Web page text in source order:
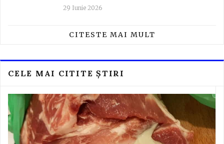
29 Iunie 2026
CITESTE MAI MULT
CELE MAI CITITE ȘTIRI